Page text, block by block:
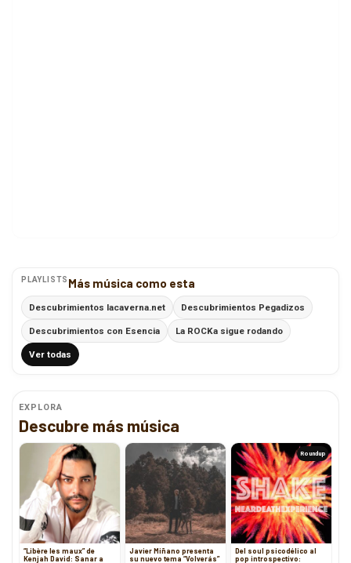
PLAYLISTS Más música como esta
Descubrimientos lacaverna.net Descubrimientos Pegadizos
Descubrimientos con Esencia La ROCKa sigue rodando
Ver todas
EXPLORA
Descubre más música
“Libère les maux” de
Kenjah David: Sanar a
Javier Miñano presenta
su nuevo tema “Volverás”
Roundup
Del soul psicodélico al
pop introspectivo: